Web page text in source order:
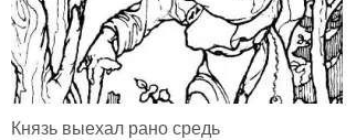
Князь выехал рано средь